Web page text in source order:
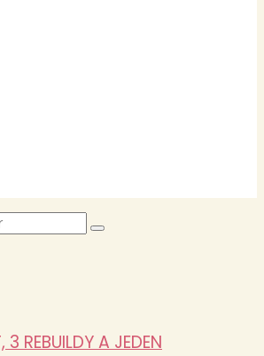
3 REBUILDY A JEDEN